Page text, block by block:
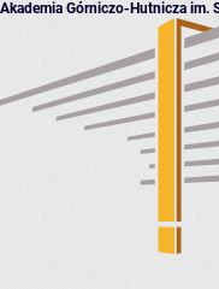
Akademia Górniczo-Hutnicza im.